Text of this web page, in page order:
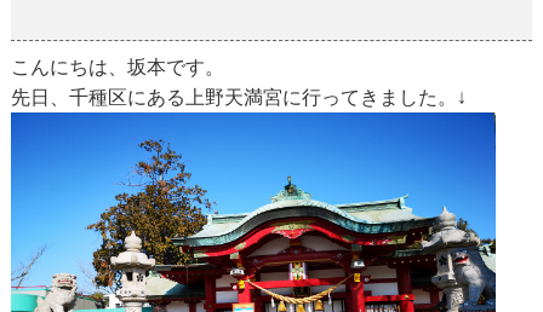
こんにちは、坂本です。
先日、千種区にある上野天満宮に行ってきました。↓